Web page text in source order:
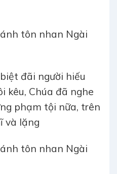
tôn nhan Ngài
đãi người hiếu
kêu, Chúa đã nghe
phạm tội nữa, trên
và lặng
tôn nhan Ngài